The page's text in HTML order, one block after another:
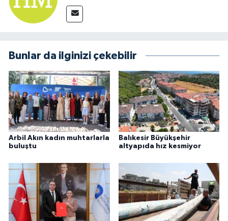
Bunlar da ilginizi çekebilir
Arbil Akın kadın muhtarlarla
buluştu
Balıkesir Büyükşehir
altyapıda hız kesmiyor